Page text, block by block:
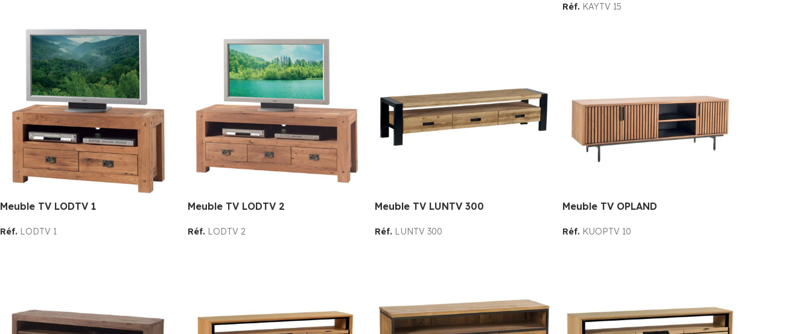
Réf. KAYTV 15
Meuble TV LODTV 1
Réf. LODTV 1
Meuble TV LODTV 2
Réf. LODTV 2
Meuble TV LUNTV 300
Réf. LUNTV 300
Meuble TV OPLAND
Réf. KUOPTV 10